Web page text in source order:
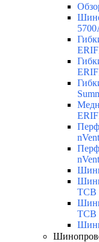
TCB
TCB